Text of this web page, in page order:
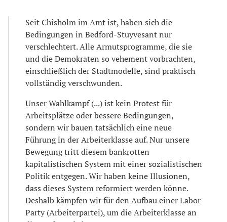
Seit Chisholm im Amt ist, haben sich die
Bedingungen in Bedford-Stuyvesant nur
verschlechtert. Alle Armutsprogramme, die sie
und die Demokraten so vehement vorbrachten,
einschließlich der Stadtmodelle, sind praktisch
vollständig verschwunden.
Unser Wahlkampf (...) ist kein Protest für
Arbeitsplätze oder bessere Bedingungen,
sondern wir bauen tatsächlich eine neue
Führung in der Arbeiterklasse auf. Nur unsere
Bewegung tritt diesem bankrotten
kapitalistischen System mit einer sozialistischen
Politik entgegen. Wir haben keine Illusionen,
dass dieses System reformiert werden könne.
Deshalb kämpfen wir für den Aufbau einer Labor
Party (Arbeiterpartei), um die Arbeiterklasse an